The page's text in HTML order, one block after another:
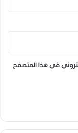
في هذا المتصفح